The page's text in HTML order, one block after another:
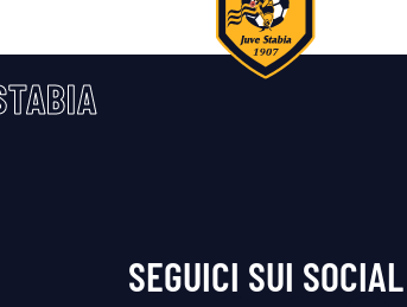
SEGUICI SUI SOCIAL